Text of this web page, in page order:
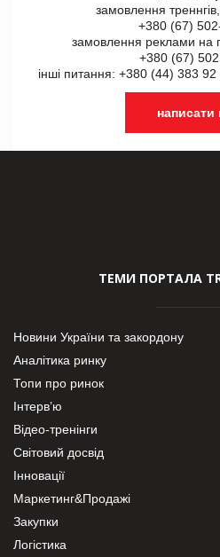
замовлення
+380 (67)
замовлення реклами на
+380 (67) 502
інші питання: +380 (44) 383
написати
ТЕМИ ПОРТАЛА
Новини України та закордону
Аналітика ринку
Топи про ринок
Інтерв’ю
Відео-тренінги
Світовий досвід
Інновації
Маркетинг&Продажі
Закупки
Логістика